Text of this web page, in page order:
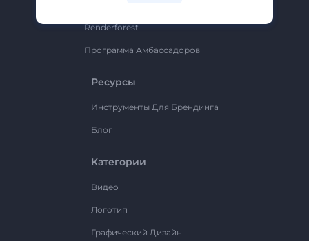
Renderforest
Программа Амбассадоров
Ресурсы
Инструменты Для Брендинга
Блог
Категории
Видео
Логотип
Графический Дизайн